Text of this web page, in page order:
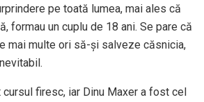
pe toată lumea, mai ales că
formau un cuplu de 18 ani. Se pare că
mai multe ori să-și salveze căsnicia,
cursul firesc, iar Dinu Maxer a fost cel